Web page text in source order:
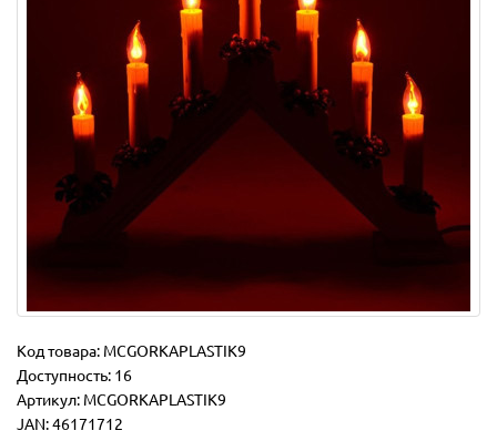
Код товара: MCGORKAPLASTIK9
Доступность: 16
Артикул: MCGORKAPLASTIK9
JAN: 46171712